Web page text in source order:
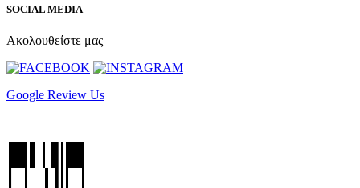
SOCIAL MEDIA
Ακολουθείστε μας
Google Review Us